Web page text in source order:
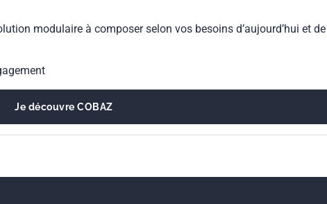
modulaire à composer selon vos besoins d’aujourd’hui et de
Je découvre COBAZ